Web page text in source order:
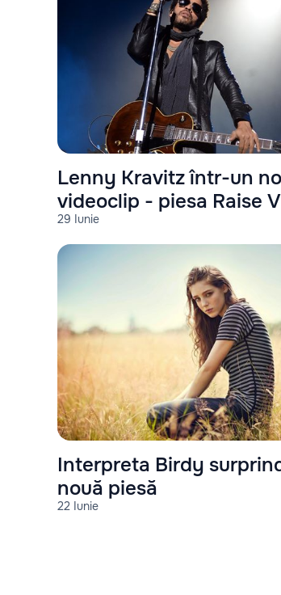
29 Iunie
Lenny Kravitz într-un
videoclip - piesa Raise
22 Iunie
Interpreta Birdy
nouă piesă